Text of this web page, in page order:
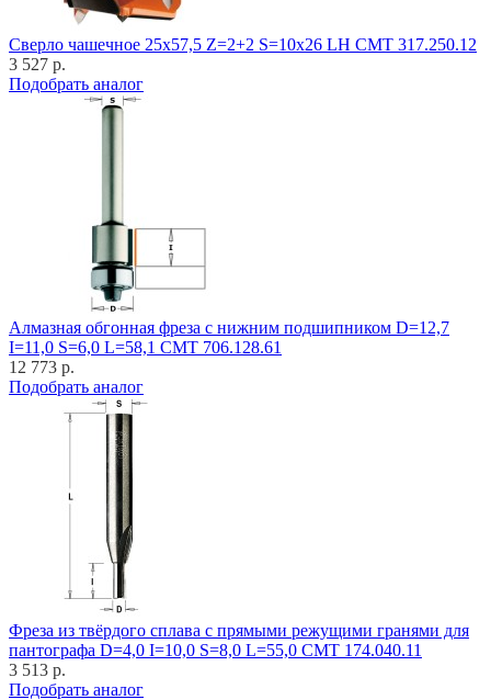
Cверло чашечное 25x57,5 Z=2+2 S=10x26 LH CMT 317.250.12
3 527 р.
Подобрать аналог
Алмазная обгонная фреза с нижним подшипником D=12,7
I=11,0 S=6,0 L=58,1 CMT 706.128.61
12 773 р.
Подобрать аналог
Фреза из твёрдого сплава с прямыми режущими гранями для
пантографа D=4,0 I=10,0 S=8,0 L=55,0 CMT 174.040.11
3 513 р.
Подобрать аналог